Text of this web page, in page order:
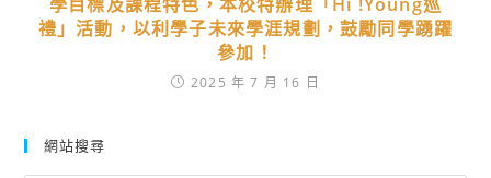
禮」活動，以利學子未來學涯規劃，鼓勵同學踴躍
參加！
2025 年 7 月 16 日
網站搜尋